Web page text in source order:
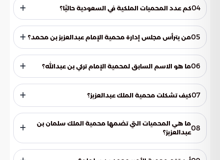
والاستقلال المالي والإداري.04كم عدد المحميات الملكية في السعودية حاليًا؟
يبلغ عدد المحميات الملكية في السعودية حاليًا ثماني محميات.
05من يترأس مجلس إدارة محمية الإمام عبدالعزيز بن محمد؟
يترأس مجلس إدارة محمية الإمام عبدالعزيز بن محمد الأمير تركي بن
محمد بن فهد.06ما هو الاسم السابق لمحمية الإمام تركي بن عبدالله؟
كانت محمية الإمام تركي بن عبدالله تُعرف في السابق باسم محمية
التيسية.07كيف تشكلت محمية الملك عبدالعزيز؟
تشكلت محمية الملك عبدالعزيز من خلال دمج محميتي التنهات
والخفس، بالإضافة إلى مناطق أخرى مجاورة لهما.
08ما هي المحميات التي تضمها محمية الملك سلمان بن
عبدالعزيز؟
تضم محمية الملك سلمان بن عبدالعزيز ثلاث محميات سابقة،
وهي: الخنفة، والطبيق، وحرة الحرة.